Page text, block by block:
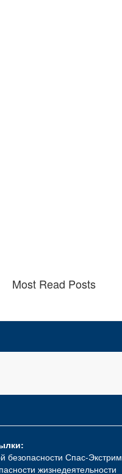
Most Read Posts
безопасности Спас-Экстрим
жизнедеятельности